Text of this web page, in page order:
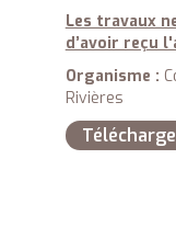
Les travaux
d’avoir reçu
Organisme :
Rivières